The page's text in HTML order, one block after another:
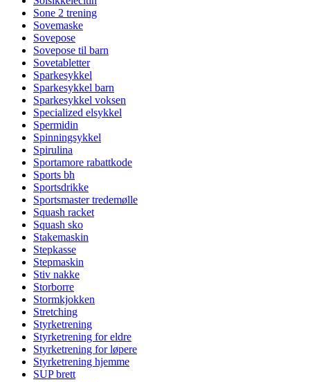
Sone 2 trening
Sovemaske
Sovepose
Sovepose til barn
Sovetabletter
Sparkesykkel
Sparkesykkel barn
Sparkesykkel voksen
Specialized elsykkel
Spermidin
Spinningsykkel
Spirulina
Sportamore rabattkode
Sports bh
Sportsdrikke
Sportsmaster tredemølle
Squash racket
Squash sko
Stakemaskin
Stepkasse
Stepmaskin
Stiv nakke
Storborre
Stormkjokken
Stretching
Styrketrening
Styrketrening for eldre
Styrketrening for løpere
Styrketrening hjemme
SUP brett